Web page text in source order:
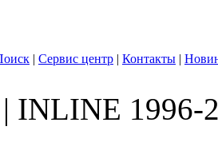
| Сервис центр | Контакты |
| INLINE 1996-